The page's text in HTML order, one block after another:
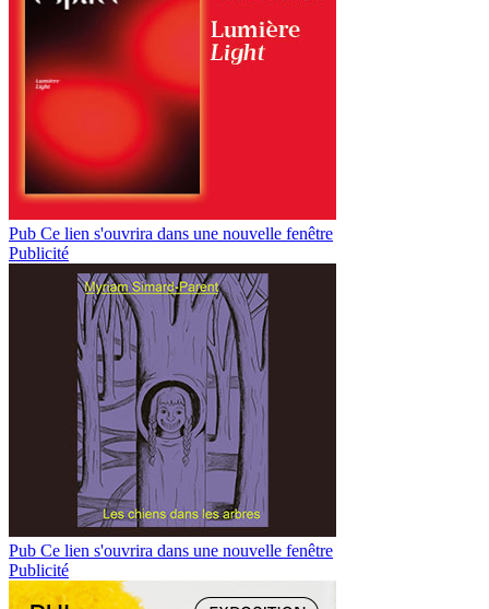
Pub Ce lien s'ouvrira dans une nouvelle fenêtre
Publicité
Pub Ce lien s'ouvrira dans une nouvelle fenêtre
Publicité